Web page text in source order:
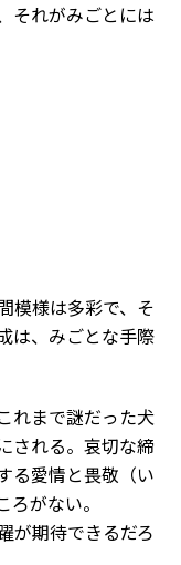
それがみごとには
模様は多彩で、そ
は、みごとな手際
れまで謎だった犬
される。哀切な締
る愛情と畏敬（い
がない。
が期待できるだろ